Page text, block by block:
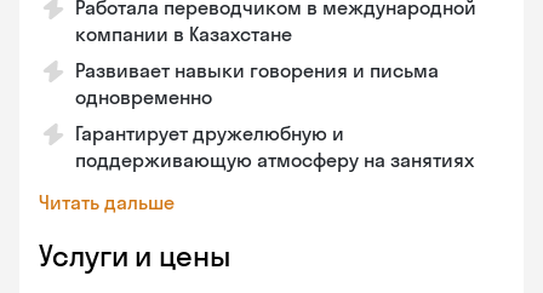
Работала переводчиком в международной
компании в Казахстане
Развивает навыки говорения и письма
одновременно
Гарантирует дружелюбную и
поддерживающую атмосферу на занятиях
Читать дальше
Услуги и цены